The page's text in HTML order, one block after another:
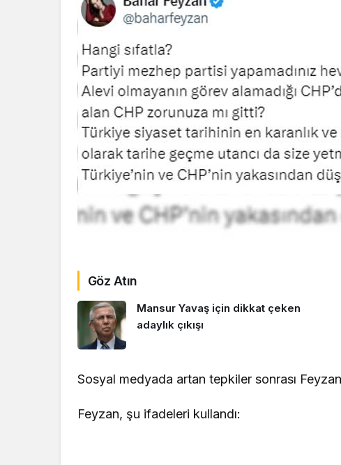
Göz Atın
Mansur Yavaş için dikkat çeken
adaylık çıkışı
Sosyal medyada artan tepkiler sonrası
Feyzan, şu ifadeleri kullandı: